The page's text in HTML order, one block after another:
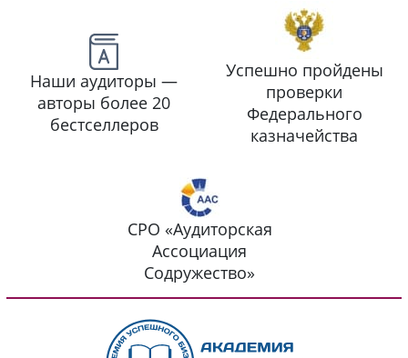
Наши аудиторы —
авторы более 20
бестселлеров
Успешно пройдены
проверки
Федерального
казначейства
СРО «Аудиторская
Ассоциация
Содружество»